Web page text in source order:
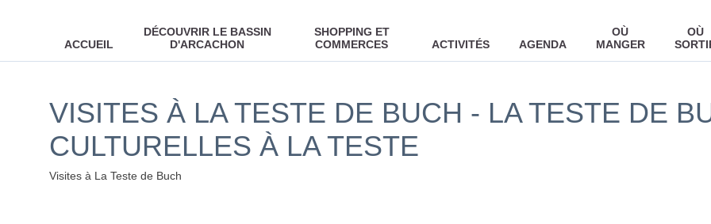
ACCUEIL
DÉCOUVRIR LE BASSIN
D'ARCACHON
SHOPPING ET
COMMERCES
ACTIVITÉS AGENDA
OÙ
MANGER
OÙ
VISITES À LA TESTE DE BUCH - LA TESTE DE
CULTURELLES À LA TESTE
Visites à La Teste de Buch